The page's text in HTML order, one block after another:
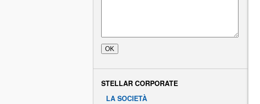
OK
STELLAR CORPORATE
LA SOCIETÀ